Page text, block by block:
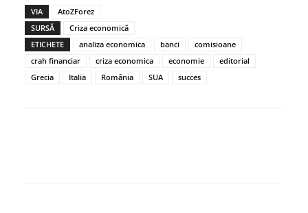
VIA
AtoZForez
SURSĂ
Criza economică
ETICHETE
analiza economica banci
comisioane
crah financiar
criza economica economie
editorial
Grecia
Italia România SUA succes